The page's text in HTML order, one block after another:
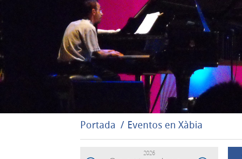
Portada Eventos en Xàbia
2026